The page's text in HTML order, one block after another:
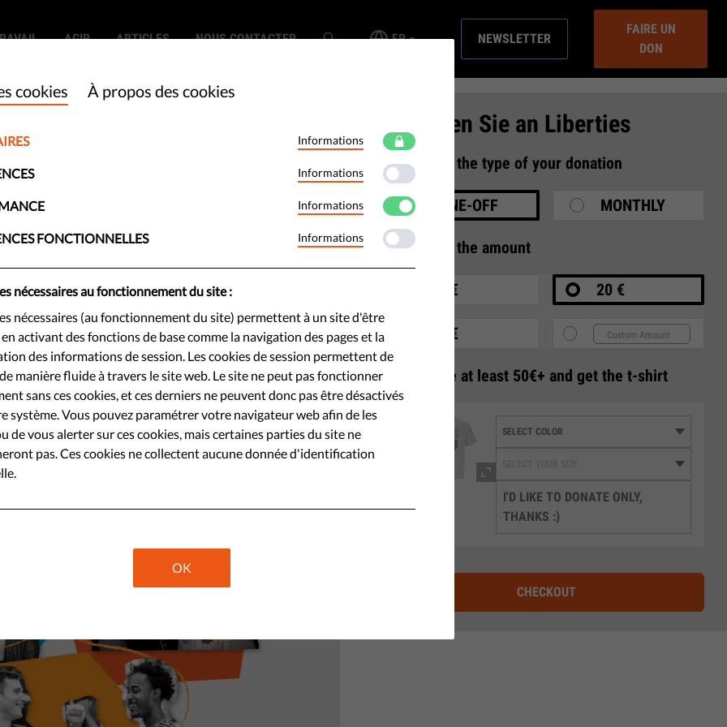
AGIR ARTICLES NOUS CONTACTER FR NEWSLETTER
FAIRE UN
DON
la solidarité ?
Europe ?
considérée comme la
Pourtant, dans le même temps,
crise de la solidarité dans le
ce que la solidarité et comment
Share
Spenden Sie an Liberties
1 Select the type of your donation
ONE-OFF MONTHLY
2 Select the amount
10 € 20 €
35 €
Donate at least 50€+ and get the t-shirt
I'D LIKE TO DONATE ONLY,
THANKS :)
CHECKOUT
cookies À propos des cookies
Informations
Informations
Informations
FONCTIONNELLES Informations
nécessaires au fonctionnement du site :
nécessaires (au fonctionnement du site) permettent à un site d'être
activant des fonctions de base comme la navigation des pages et la
des informations de session. Les cookies de session permettent de
manière fluide à travers le site web. Le site ne peut pas fonctionner
sans ces cookies, et ces derniers ne peuvent donc pas être désactivés
système. Vous pouvez paramétrer votre navigateur web afin de les
de vous alerter sur ces cookies, mais certaines parties du site ne
pas. Ces cookies ne collectent aucune donnée d'identification
OK